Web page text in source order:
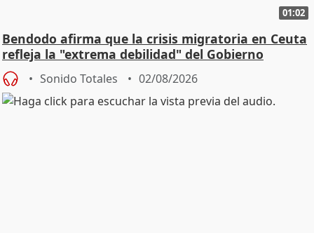
01:02
Bendodo afirma que la crisis migratoria en Ceuta
refleja la "extrema debilidad" del Gobierno
Sonido Totales 02/08/2026